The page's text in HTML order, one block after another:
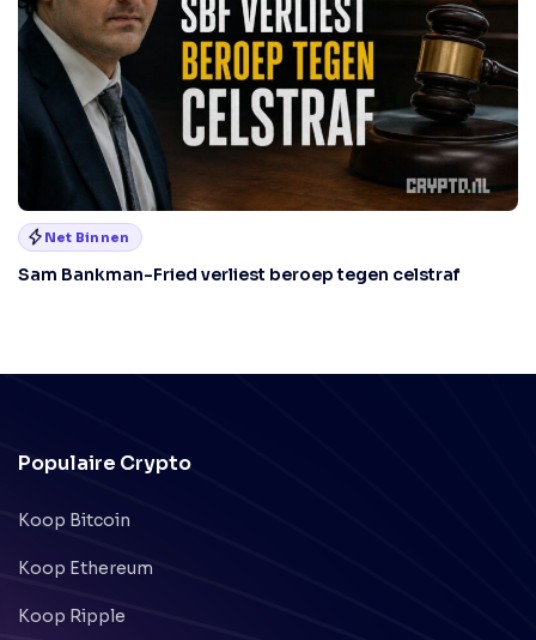
Net Binnen
Sam Bankman-Fried verliest beroep tegen celstraf
Populaire Crypto
Koop Bitcoin
Koop Ethereum
Koop Ripple